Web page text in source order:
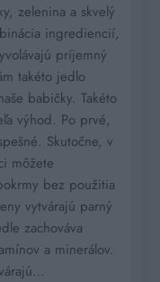
zelenina a skvelý
ingrediencií,
príjemný
takéto jedlo
babičky. Takéto
výhod. Po prvé,
Skutočne, v
môžete
bez použitia
vytvárajú parný
zachováva
a minerálov.